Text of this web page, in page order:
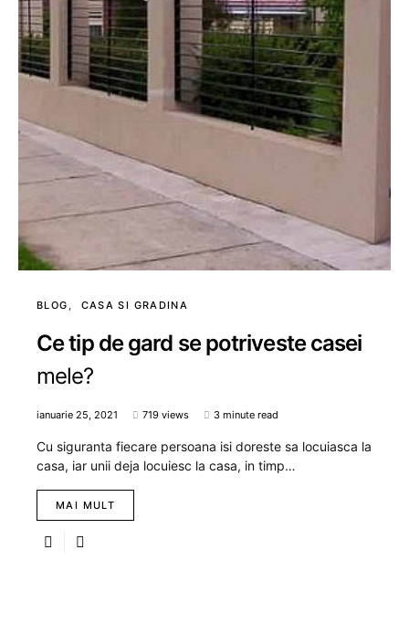
BLOG CASA SI GRADINA
Ce tip de gard se potriveste casei
mele?
ianuarie 25, 2021 719 views 3 minute read
Cu siguranta fiecare persoana isi doreste sa locuiasca la
casa, iar unii deja locuiesc la casa, in timp…
MAI MULT